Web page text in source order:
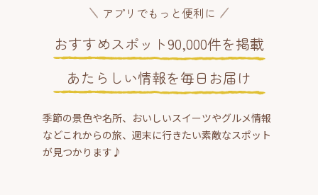
アプリでもっと便利に
おすすめスポット90,000件を掲載
あたらしい情報を毎日お届け
季節の景色や名所、おいしいスイーツやグルメ情報
などこれからの旅、週末に行きたい素敵なスポット
が見つかります♪